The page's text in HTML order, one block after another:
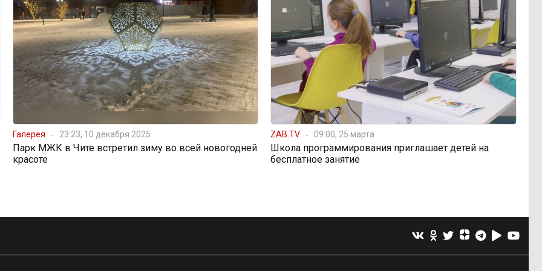
Галерея 23:23, 10 декабря 2025
Парк МЖК в Чите встретил зиму во всей новогодней
красоте
ZAB.TV 09:00, 25 марта
Школа программирования приглашает детей на
бесплатное занятие